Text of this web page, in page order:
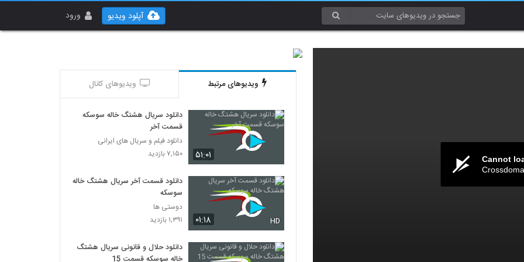
ورود آپلود ویدیو
Cannot
ویدیوهای مرتبط ویدیوهای کانال
۵۱:۰۱
دانلود سریال هشتگ خاله سوسکه
قسمت آخر
دانلود فیلم و سریال های ایرانی
۷,۱۵۰ بازدید
۰۱:۱۸ HD
دانلود قسمت آخر سریال هشتگ خاله
سوسکه
دوستی ها
۱,۳۹۱ بازدید
دانلود حلال و قانونی سریال هشتگ
خاله سوسکه قسمت 15